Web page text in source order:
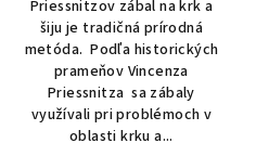
5
hviezdičiek.
Priessnitzov zábal na krk a
šiju je tradičná prírodná
metóda. Podľa historických
prameňov Vincenza
Priessnitza sa zábaly
využívali pri problémoch v
oblasti krku a...